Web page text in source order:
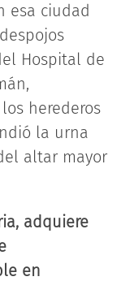
esa ciudad
Hospital de
herederos
la urna
altar mayor
adquiere
en